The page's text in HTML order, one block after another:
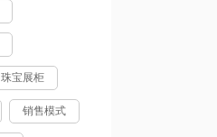
珠宝展柜
销售模式